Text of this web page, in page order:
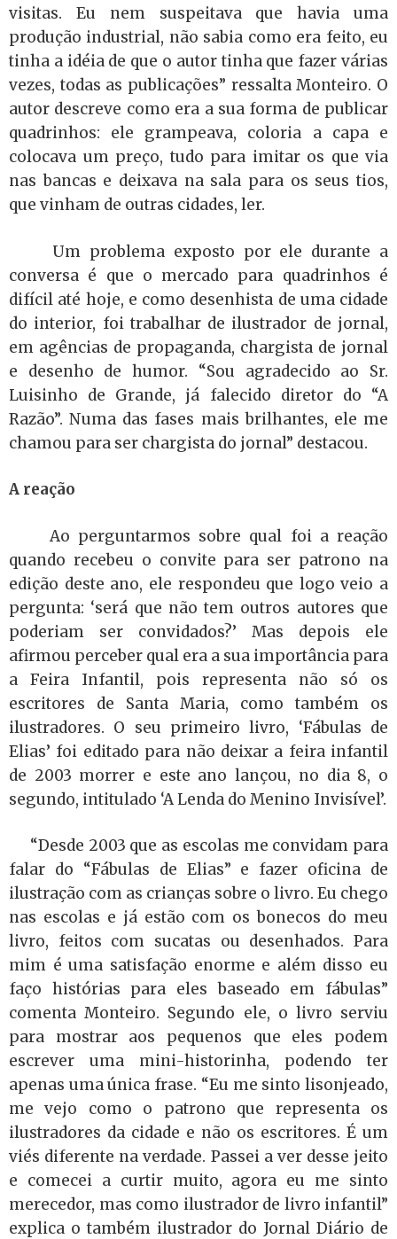
visitas. Eu nem suspeitava que havia uma
produção industrial, não sabia como era feito, eu
tinha a idéia de que o autor tinha que fazer várias
vezes, todas as publicações” ressalta Monteiro. O
autor descreve como era a sua forma de publicar
quadrinhos: ele grampeava, coloria a capa e
colocava um preço, tudo para imitar os que via
nas bancas e deixava na sala para os seus tios,
que vinham de outras cidades, ler.
Um problema exposto por ele durante a
conversa é que o mercado para quadrinhos é
difícil até hoje, e como desenhista de uma cidade
do interior, foi trabalhar de ilustrador de jornal,
em agências de propaganda, chargista de jornal
e desenho de humor. “Sou agradecido ao Sr.
Luisinho de Grande, já falecido diretor do “A
Razão”. Numa das fases mais brilhantes, ele me
chamou para ser chargista do jornal” destacou.
A reação
Ao perguntarmos sobre qual foi a reação
quando recebeu o convite para ser patrono na
edição deste ano, ele respondeu que logo veio a
pergunta: ‘será que não tem outros autores que
poderiam ser convidados?’ Mas depois ele
afirmou perceber qual era a sua importância para
a Feira Infantil, pois representa não só os
escritores de Santa Maria, como também os
ilustradores. O seu primeiro livro, ‘Fábulas de
Elias’ foi editado para não deixar a feira infantil
de 2003 morrer e este ano lançou, no dia 8, o
segundo, intitulado ‘A Lenda do Menino Invisível’.
“Desde 2003 que as escolas me convidam para
falar do “Fábulas de Elias” e fazer oficina de
ilustração com as crianças sobre o livro. Eu chego
nas escolas e já estão com os bonecos do meu
livro, feitos com sucatas ou desenhados. Para
mim é uma satisfação enorme e além disso eu
faço histórias para eles baseado em fábulas”
comenta Monteiro. Segundo ele, o livro serviu
para mostrar aos pequenos que eles podem
escrever uma mini-historinha, podendo ter
apenas uma única frase. “Eu me sinto lisonjeado,
me vejo como o patrono que representa os
ilustradores da cidade e não os escritores. É um
viés diferente na verdade. Passei a ver desse jeito
e comecei a curtir muito, agora eu me sinto
merecedor, mas como ilustrador de livro infantil”
explica o também ilustrador do Jornal Diário de